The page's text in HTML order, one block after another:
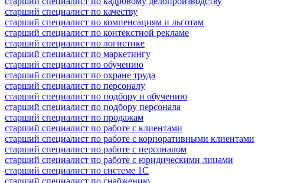
старший специалист по качеству
старший специалист по компенсациям и льготам
старший специалист по контекстной рекламе
старший специалист по логистике
старший специалист по маркетингу
старший специалист по обучению
старший специалист по охране труда
старший специалист по персоналу
старший специалист по подбору и обучению
старший специалист по подбору персонала
старший специалист по продажам
старший специалист по работе с клиентами
старший специалист по работе с корпоративными клиентами
старший специалист по работе с персоналом
старший специалист по работе с юридическими лицами
старший специалист по системе 1С
старший специалист по снабжению